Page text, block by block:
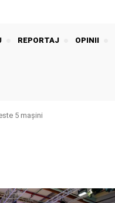
REPORTAJ OPINII
5 mașini